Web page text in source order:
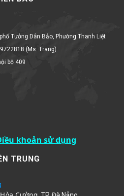
Tưởng Dân Bảo, Phường Thanh Liệt
(Ms. Trang)
bộ 409
Điều khoản sử dụng
TRUNG
Cường